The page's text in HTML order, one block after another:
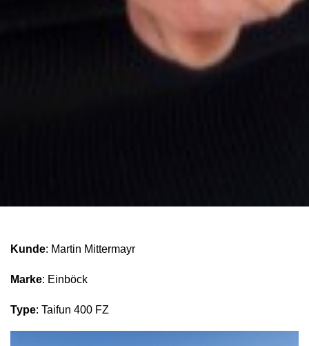
Kunde: Martin Mittermayr
Marke: Einböck
Type: Taifun 400 FZ